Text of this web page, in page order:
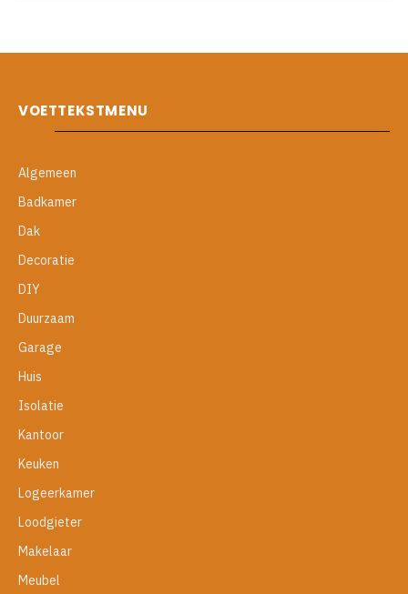
VOETTEKSTMENU
Algemeen
Badkamer
Dak
Decoratie
DIY
Duurzaam
Garage
Huis
Isolatie
Kantoor
Keuken
Logeerkamer
Loodgieter
Makelaar
Meubel